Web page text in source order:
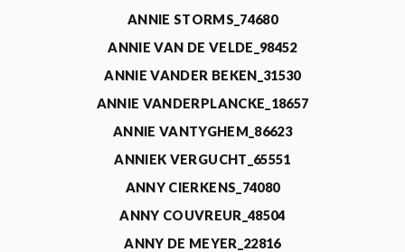
ANNIE STORMS_74680
ANNIE VAN DE VELDE_98452
ANNIE VANDER BEKEN_31530
ANNIE VANDERPLANCKE_18657
ANNIE VANTYGHEM_86623
ANNIEK VERGUCHT_65551
ANNY CIERKENS_74080
ANNY COUVREUR_48504
ANNY DE MEYER_22816